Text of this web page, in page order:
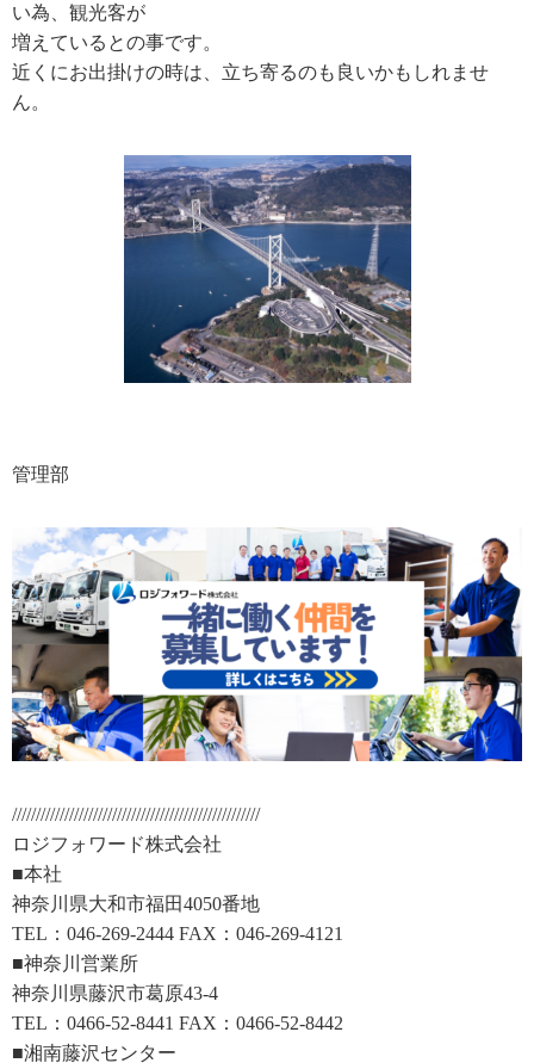
い為、観光客が
増えているとの事です。
近くにお出掛けの時は、立ち寄るのも良いかもしれませ
ん。
管理部
////////////////////////////////////////////////////
ロジフォワード株式会社
■本社
神奈川県大和市福田4050番地
TEL：046-269-2444 FAX：046-269-4121
■神奈川営業所
神奈川県藤沢市葛原43-4
TEL：0466-52-8441 FAX：0466-52-8442
■湘南藤沢センター